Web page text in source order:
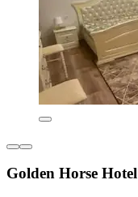
Golden Horse Hotel